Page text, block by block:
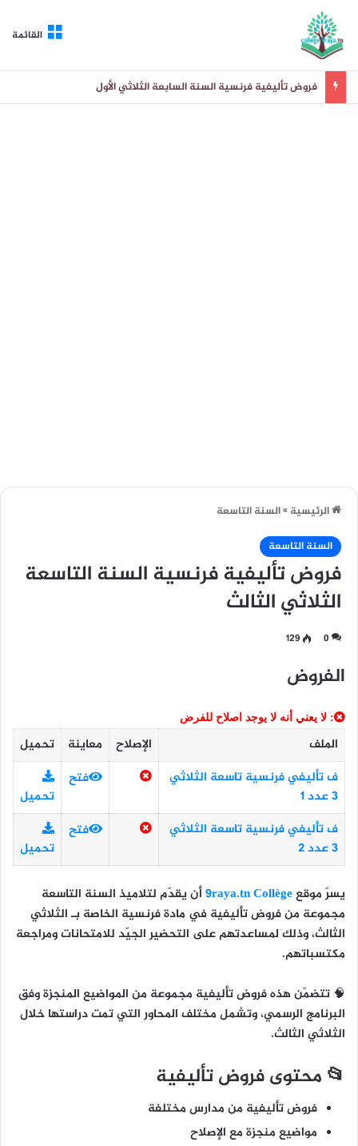
القائمة
فروض تأليفية فرنسية السنة السابعة الثلاثي الأول
الرئيسية»السنة التاسعة
السنة التاسعة
فروض تأليفية فرنسية السنة التاسعة
الثلاثي الثالث
0
129
الفروض
: لا يعني أنه لا يوجد اصلاح للفرض
الملف الإصلاح معاينة
تحميل
ف تأليفي فرنسية تاسعة الثلاثي
3 عدد 1
فتح
تحميل
ف تأليفي فرنسية تاسعة الثلاثي
3 عدد 2
فتح
تحميل
يسرّ موقع9raya.tn Collègeأن يقدّم لتلاميذ السنة التاسعة
مجموعة منفروض تأليفية في مادة فرنسية الخاصة بـالثلاثي
الثالث، وذلك لمساعدتهم على التحضير الجيّد للامتحانات ومراجعة
مكتسباتهم.
🧠 تتضمّن هذه فروض تأليفية مجموعة من المواضيع المنجزة وفق
البرنامج الرسمي، وتشمل مختلف المحاور التي تمت دراستها خلال
الثلاثي الثالث.
📂 محتوى فروض تأليفية
فروض تأليفية من مدارس مختلفة
مواضيع منجزة مع الإصلاح